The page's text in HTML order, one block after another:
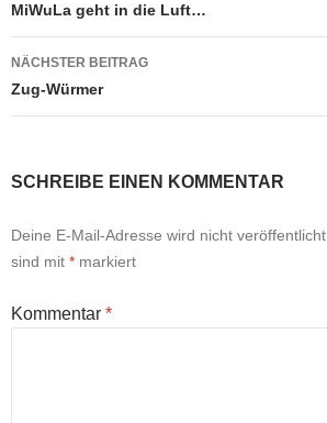
MiWuLa geht in die Luft…
NÄCHSTER BEITRAG
Zug-Würmer
SCHREIBE EINEN KOMMENTAR
Deine E-Mail-Adresse wird nicht veröffentlicht.
sind mit * markiert
Kommentar *